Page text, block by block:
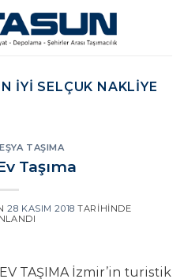
IYI SELÇUK NAKLIYE
TAŞIMA
Taşıma
28 KASIM 2018 TARIHINDE
TAŞIMA İzmir’in turistik